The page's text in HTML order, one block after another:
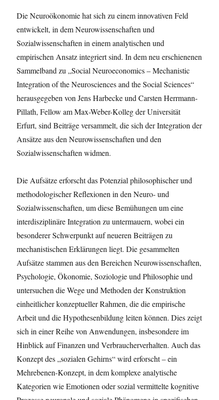
through
(1937)‘
Die Neuroökonomie hat sich zu einem innovativen Feld
entwickelt, in dem Neurowissenschaften und
Sozialwissenschaften in einem analytischen und
empirischen Ansatz integriert sind. In dem neu erschienenen
Sammelband zu „Social Neuroeconomics – Mechanistic
Integration of the Neurosciences and the Social Sciences“
herausgegeben von Jens Harbecke und Carsten Herrmann-
Pillath, Fellow am Max-Weber-Kolleg der Universität
Erfurt, sind Beiträge versammelt, die sich der Integration der
Ansätze aus den Neurowissenschaften und den
Sozialwissenschaften widmen.
Die Aufsätze erforscht das Potenzial philosophischer und
methodologischer Reflexionen in den Neuro- und
Sozialwissenschaften, um diese Bemühungen um eine
interdisziplinäre Integration zu untermauern, wobei ein
besonderer Schwerpunkt auf neueren Beiträgen zu
mechanistischen Erklärungen liegt. Die gesammelten
Aufsätze stammen aus den Bereichen Neurowissenschaften,
Psychologie, Ökonomie, Soziologie und Philosophie und
untersuchen die Wege und Methoden der Konstruktion
einheitlicher konzeptueller Rahmen, die die empirische
Arbeit und die Hypothesenbildung leiten können. Dies zeigt
sich in einer Reihe von Anwendungen, insbesondere im
Hinblick auf Finanzen und Verbraucherverhalten. Auch das
Konzept des „sozialen Gehirns“ wird erforscht – ein
Mehrebenen-Konzept, in dem komplexe analytische
Kategorien wie Emotionen oder sozial vermittelte kognitive